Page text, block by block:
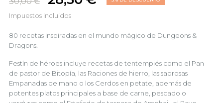
Impuestos incluidos
80 recetas inspiradas en el mundo mágico de Dungeons &
Dragons.
Festín de héroes incluye recetas de tentempiés como el Pan
de pastor de Bitopía, las Raciones de hierro, las sabrosas
Empanadas de mano o los Cerdos en petate, además de
potentes platos principales a base de carne, pescado o